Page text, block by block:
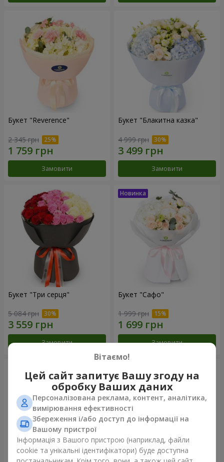
Букет "Reverence"
2 345 грн
Замовити
Букет "Блакитна казка"
4 999 грн
Замовити
Букет "Три серця"
5 084 грн
Замовити
Букет "Сафо"
1 999 грн
Замовити
Вітаємо!
Цей сайт запитує Вашу згоду на
обробку Ваших даних
Персоналізована реклама, контент, аналітика,
вимірювання ефективності
Збереження і/або доступ до інформації на
Вашому пристрої
Інформація з Вашого пристрою (наприклад, файли
cookie та унікальні ідентифікатори) буде доступна